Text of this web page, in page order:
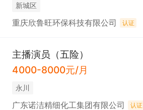
新城区
重庆欣鲁旺环保科技有限公司 认证
主播演员（五险）
4000-8000元/月
永川
广东诺洁精细化工集团有限公司 认证